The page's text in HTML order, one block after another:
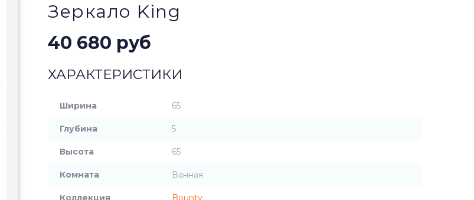
Зеркало King
40 680 руб
ХАРАКТЕРИСТИКИ
Ширина 65
Глубина 5
Высота 65
Комната Ванная
Коллекция Bounty